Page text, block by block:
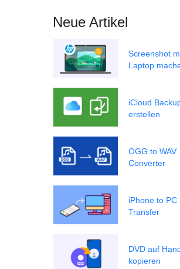
Neue Artikel
Screenshot
Laptop
iCloud
erstellen
OGG to WAV
Converter
iPhone to PC
Transfer
DVD auf
kopieren